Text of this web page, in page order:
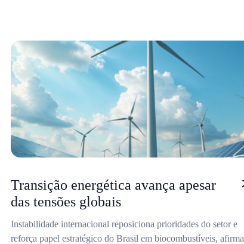
Transição energética avança apesar
das tensões globais
Instabilidade internacional reposiciona prioridades do setor e
reforça papel estratégico do Brasil em biocombustíveis, afirma